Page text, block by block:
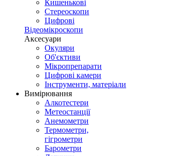
Кишенькові
Стереоскопи
Цифрові
Відеомікроскопи
Аксесуари
Окуляри
Об'єктиви
Мікропрепарати
Цифрові камери
Інструменти, матеріали
Вимірювання
Алкотестери
Метеостанції
Анемометри
Термометри,
гігрометри
Барометри